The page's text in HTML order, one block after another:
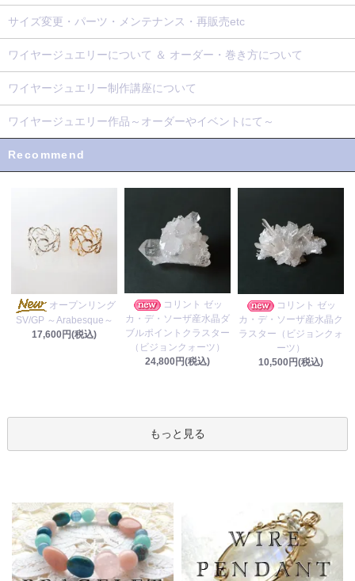
サイズ変更・パーツ・メンテナンス・再販売etc
ワイヤージュエリーについて ＆ オーダー・巻き方について
ワイヤージュエリー制作講座について
ワイヤージュエリー作品～オーダーやイベントにて～
Recommend
オープンリング
SV/GP ～Arabesque～
17,600円(税込)
コリント ゼッ
カ・デ・ソーザ産水晶ダ
ブルポイントクラスター
（ビジョンクォーツ）
24,800円(税込)
コリント ゼッ
カ・デ・ソーザ産水晶ク
ラスター（ビジョンクォ
ーツ）
10,500円(税込)
もっと見る